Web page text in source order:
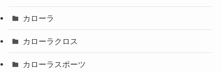
カローラ
カローラクロス
カローラスポーツ